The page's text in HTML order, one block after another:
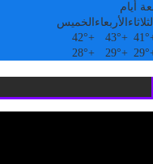
أيام
الثلاثاء الأربعاء الخميس
41°
+
43°
+
42°
29°
+
29°
+
28°